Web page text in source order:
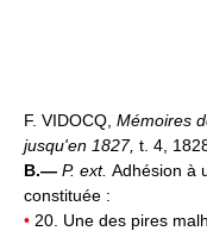
F. VIDOCQ, Mémoires
jusqu'en 1827, t. 4,
B.— P. ext. Adhésion à
constituée :
• 20. Une des pires